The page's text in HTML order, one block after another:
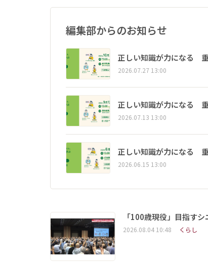
編集部からのお知らせ
正しい知識が力になる
2026.07.27 13:00
正しい知識が力になる
2026.07.13 13:00
正しい知識が力になる
2026.06.15 13:00
「100歳現役」目指す
2026.08.04 10:48 くらし